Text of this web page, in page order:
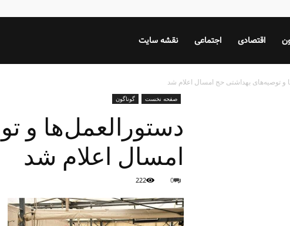
نقشه سایت اجتماعی اقتصادی
و توصیه‌‌های بهداشتی حج امسال اعلام شد
صفحه نخست گوناگون
دستورالعمل‌ها و
امسال اعلام شد
0
222